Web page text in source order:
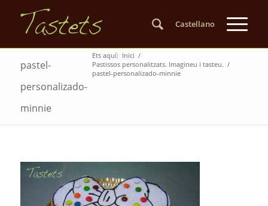
Castellano
pastel-
personalizado-
minnie
Ets aquí: Inici /
Pastissos personalitzats. Imagineu i tasteu. /
pastel-personalizado-minnie